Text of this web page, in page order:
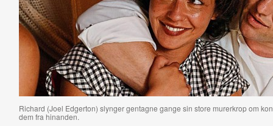
Richard (Joel Edgerton) slynger gentagne gange sin store murerkrop om
dem fra hinanden.